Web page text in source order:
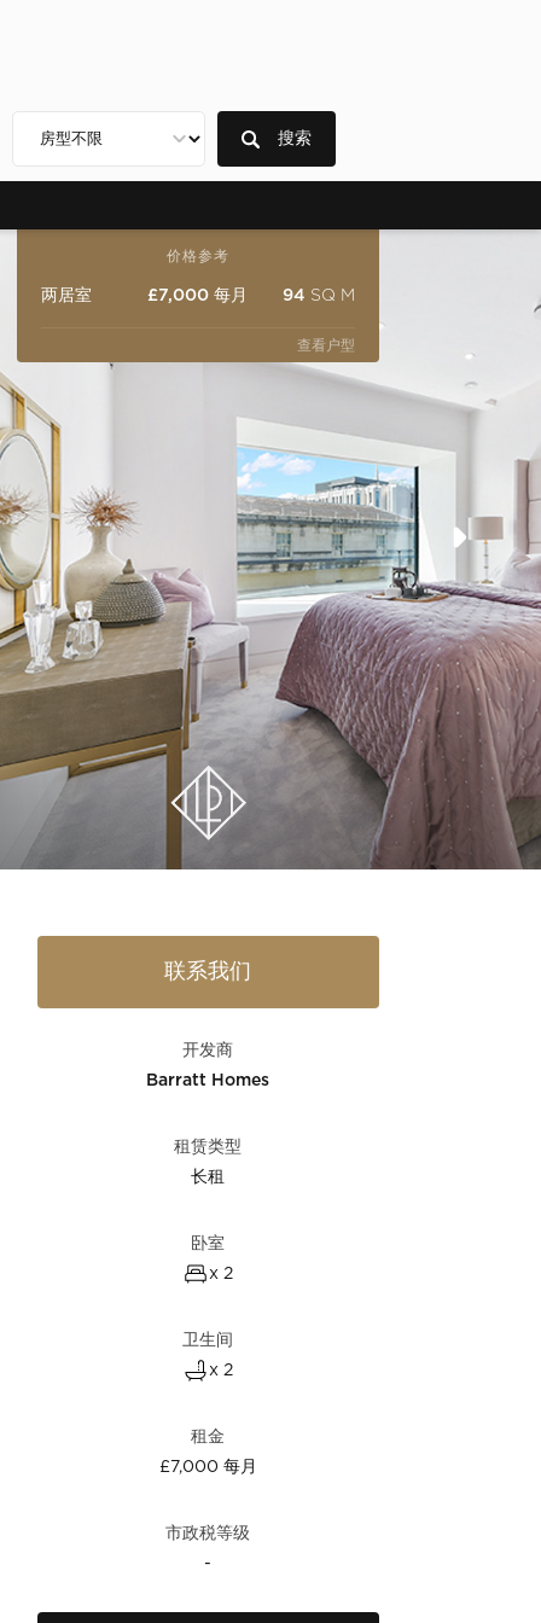
搜索
查看户型
两居室 £7,000 每月 94 SQ M
价格参考
联系我们
开发商
Barratt Homes
租赁类型
长租
卧室
x 2
卫生间
x 2
租金
£7,000 每月
市政税等级
-